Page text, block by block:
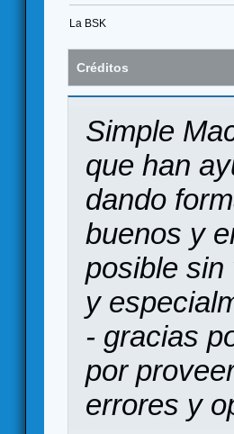
La BSK
Créditos
Simple
que han
dando
buenos y
posible
y
- gracias
por
errores y